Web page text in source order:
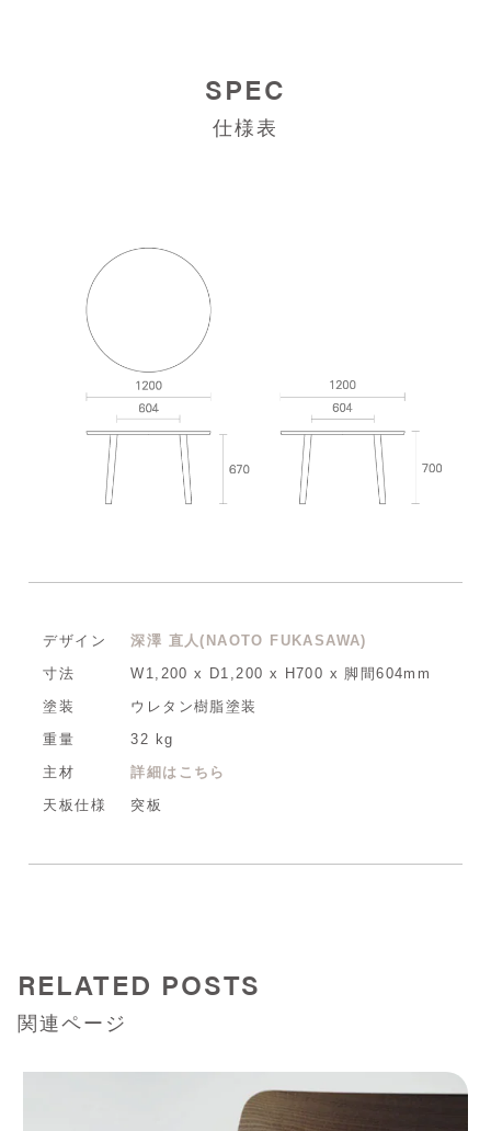
SPEC
仕様表
デザイン
深澤 直人(NAOTO FUKASAWA)
寸法
W1,200 x D1,200 x H700 x 脚間604mm
塗装
ウレタン樹脂塗装
重量
32 kg
主材
詳細はこちら
天板仕様
突板
RELATED POSTS
関連ページ